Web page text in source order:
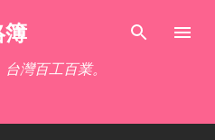
主要內容
簿
灣百工百業。